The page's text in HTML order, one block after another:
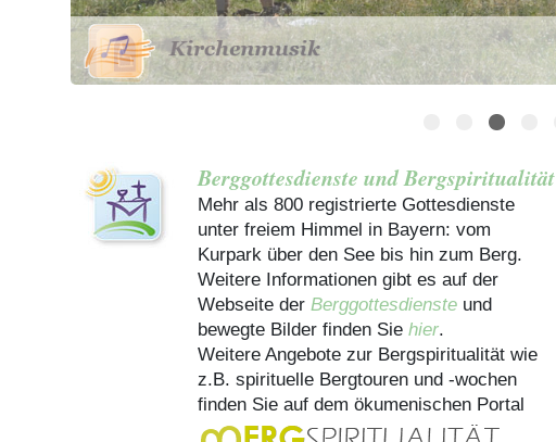
Slider Icon
Bild
Häuser für Gruppen
Berggottesdienste und Bergspiritualität
Mehr als 800 registrierte Gottesdienste
unter freiem Himmel in Bayern: vom
Kurpark über den See bis hin zum Berg.
Weitere Informationen gibt es auf der
Webseite der Berggottesdienste und
bewegte Bilder finden Sie hier.
Weitere Angebote zur Bergspiritualität wie
z.B. spirituelle Bergtouren und -wochen
finden Sie auf dem ökumenischen Portal